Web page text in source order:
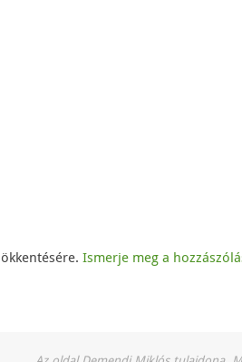
Ismerje meg a